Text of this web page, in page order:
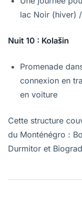
lac Noir (hiver)
Nuit 10 : Kolašin
Promenade
connexion en
en voiture
Cette structure
du Monténégro :
Durmitor et